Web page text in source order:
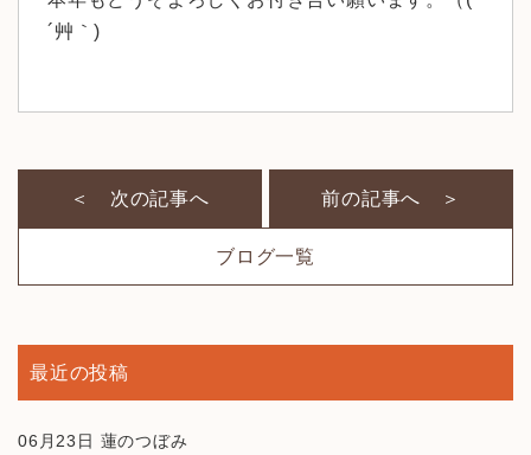
´艸｀)
＜ 次の記事へ
ブログ一覧
前の記事へ ＞
最近の投稿
06月23日 蓮のつぼみ